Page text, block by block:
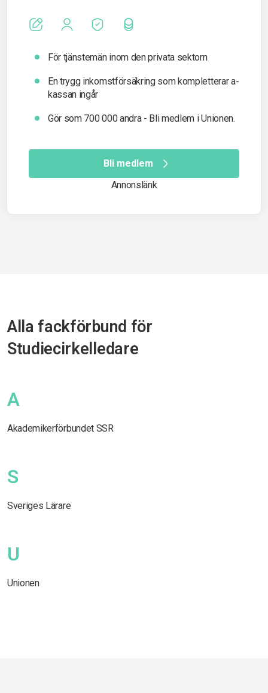
För tjänstemän inom den privata sektorn
En trygg inkomst­försäkring som kompletterar a-
kassan ingår
Gör som 700 000 andra - Bli medlem i Unionen.
Bli medlem
Annonslänk
Alla fackförbund för
Studiecirkelledare
A
Akademikerförbundet SSR
S
Sveriges Lärare
U
Unionen